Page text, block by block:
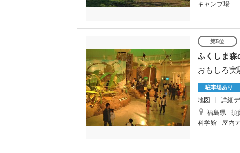
キャンプ場
第5位
ふくしま森
おもしろ実
駐車場あり
地図
詳細
福島県 須
科学館
屋内